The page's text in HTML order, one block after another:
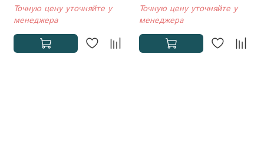
Точную цену уточняйте у
менеджера
Точную цену уточняйте у
менеджера